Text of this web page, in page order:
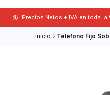
Precios Netos + IVA en toda
Inicio Teléfono Fijo